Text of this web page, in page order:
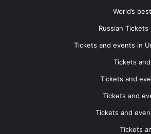
World’s
Russian
Tickets and events in
Tickets
Tickets and
Tickets and
Tickets and
Tickets